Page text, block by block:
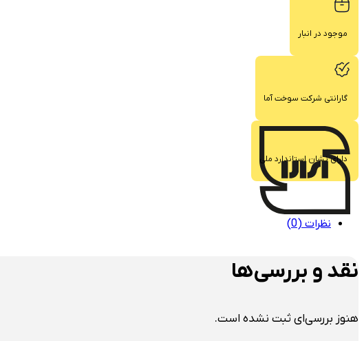
موجود در انبار
گارانتی شرکت سوخت آما
دارای نشان استاندارد ملی
نظرات (0)
نقد و بررسی‌ها
هنوز بررسی‌ای ثبت نشده است.